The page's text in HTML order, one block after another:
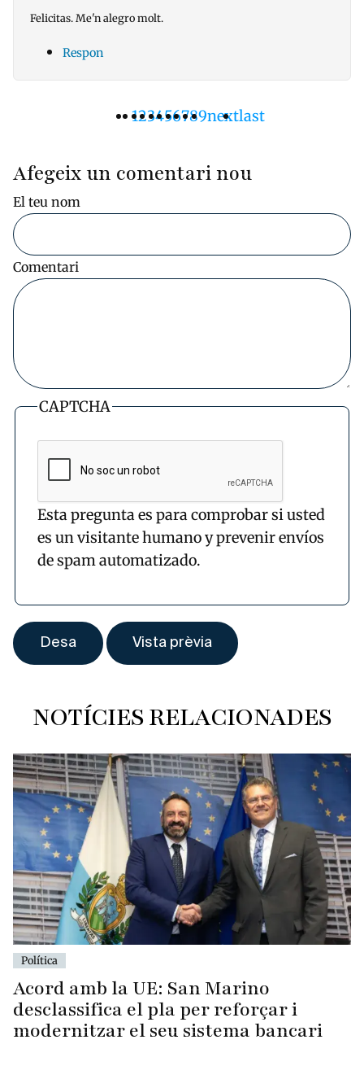
Felicitas. Me'n alegro molt.
Respon
Pàgina
1Pàgina
2Pàgina
3Pàgina
4Pàgina
5Pàgina
6Pàgina
7Pàgina
8Pàgina
9Pàgina
nextÚltima
last
Afegeix un comentari nou
El teu nom
Comentari
CAPTCHA
Esta pregunta es para comprobar si usted
es un visitante humano y prevenir envíos
de spam automatizado.
NOTÍCIES RELACIONADES
Política
Acord amb la UE: San Marino
desclassifica el pla per reforçar i
modernitzar el seu sistema bancari